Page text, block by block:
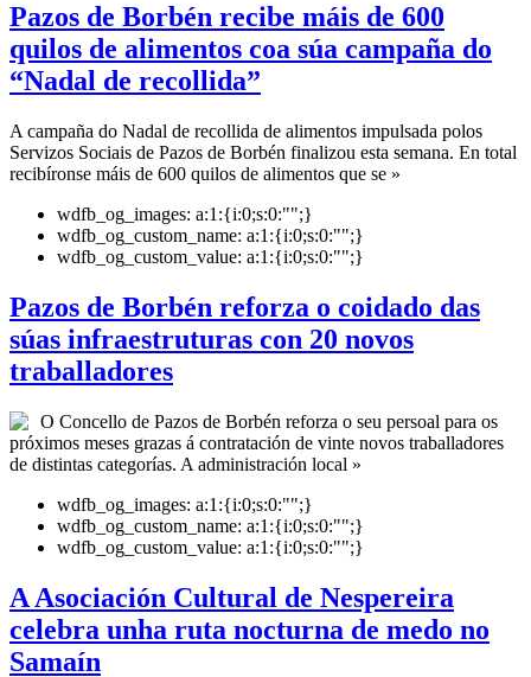
Pazos de Borbén recibe máis de 600
quilos de alimentos coa súa campaña do
“Nadal de recollida”
A campaña do Nadal de recollida de alimentos impulsada polos
Servizos Sociais de Pazos de Borbén finalizou esta semana. En total
recibíronse máis de 600 quilos de alimentos que se »
wdfb_og_images: a:1:{i:0;s:0:"";}
wdfb_og_custom_name: a:1:{i:0;s:0:"";}
wdfb_og_custom_value: a:1:{i:0;s:0:"";}
Pazos de Borbén reforza o coidado das
súas infraestruturas con 20 novos
traballadores
O Concello de Pazos de Borbén reforza o seu persoal para os
próximos meses grazas á contratación de vinte novos traballadores
de distintas categorías. A administración local »
wdfb_og_images: a:1:{i:0;s:0:"";}
wdfb_og_custom_name: a:1:{i:0;s:0:"";}
wdfb_og_custom_value: a:1:{i:0;s:0:"";}
A Asociación Cultural de Nespereira
celebra unha ruta nocturna de medo no
Samaín